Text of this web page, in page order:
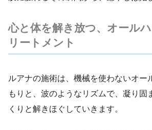
心と体を解き放つ、オール
リートメント
ルアナの施術は、機械を使わないオー
もりと、波のようなリズムで、凝り固
くりと解きほぐしていきます。